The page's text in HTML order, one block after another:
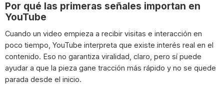
Por qué las primeras señales importan en
YouTube
Cuando un video empieza a recibir visitas e interacción en
poco tiempo, YouTube interpreta que existe interés real en el
contenido. Eso no garantiza viralidad, claro, pero sí puede
ayudar a que la pieza gane tracción más rápido y no se quede
parada desde el inicio.